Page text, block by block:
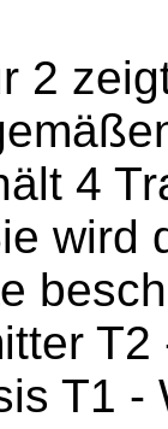
2
4
wird
T1